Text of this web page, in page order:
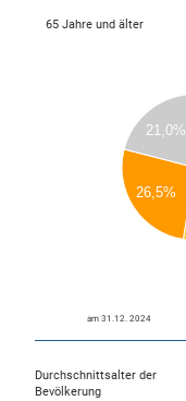
65 Jahre und älter
26,5%
21,0%
am 31.12. 2024
Durchschnittsalter der
Bevölkerung